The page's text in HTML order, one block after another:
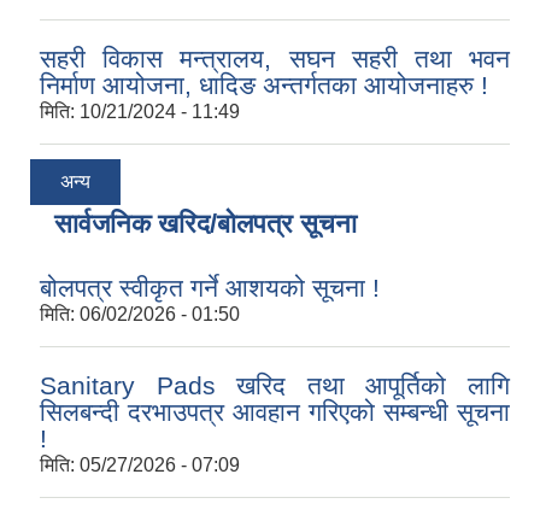
सहरी विकास मन्त्रालय, सघन सहरी तथा भवन
निर्माण आयोजना, धादिङ अन्तर्गतका आयोजनाहरु !
मिति: 10/21/2024 - 11:49
अन्य
सार्वजनिक खरिद/बोलपत्र सूचना
बोलपत्र स्वीकृत गर्ने आशयको सूचना !
मिति: 06/02/2026 - 01:50
Sanitary Pads खरिद तथा आपूर्तिको लागि
सिलबन्दी दरभाउपत्र आवहान गरिएको सम्बन्धी सूचना
!
मिति: 05/27/2026 - 07:09